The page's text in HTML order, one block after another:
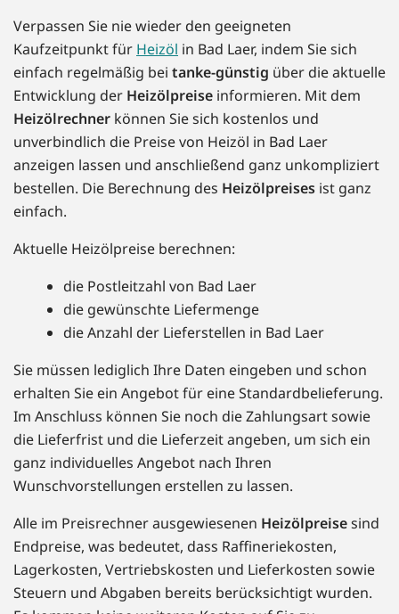
Verpassen Sie nie wieder den geeigneten
Kaufzeitpunkt für Heizöl in Bad Laer, indem Sie sich
einfach regelmäßig bei tanke-günstig über die aktuelle
Entwicklung der Heizölpreise informieren. Mit dem
Heizölrechner können Sie sich kostenlos und
unverbindlich die Preise von Heizöl in Bad Laer
anzeigen lassen und anschließend ganz unkompliziert
bestellen. Die Berechnung des Heizölpreises ist ganz
einfach.
Aktuelle Heizölpreise berechnen:
die Postleitzahl von Bad Laer
die gewünschte Liefermenge
die Anzahl der Lieferstellen in Bad Laer
Sie müssen lediglich Ihre Daten eingeben und schon
erhalten Sie ein Angebot für eine Standardbelieferung.
Im Anschluss können Sie noch die Zahlungsart sowie
die Lieferfrist und die Lieferzeit angeben, um sich ein
ganz individuelles Angebot nach Ihren
Wunschvorstellungen erstellen zu lassen.
Alle im Preisrechner ausgewiesenen Heizölpreisesind
Endpreise, was bedeutet, dass Raffineriekosten,
Lagerkosten, Vertriebskosten und Lieferkosten sowie
Steuern und Abgaben bereits berücksichtigt wurden.